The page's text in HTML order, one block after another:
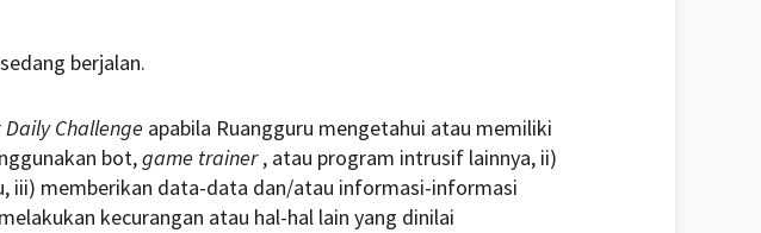
berjalan.
Daily Challenge apabila Ruangguru mengetahui atau memiliki
bot,game trainer, atau program intrusif lainnya, ii)
iii) memberikan data-data dan/atau informasi-informasi
kecurangan atau hal-hal lain yang dinilai